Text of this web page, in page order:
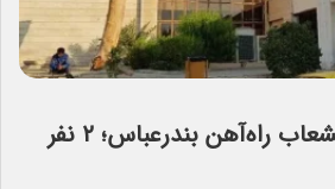
حمله به ایستگاه انشعاب راه‌آهن بندرعباس؛ ۲ نفر